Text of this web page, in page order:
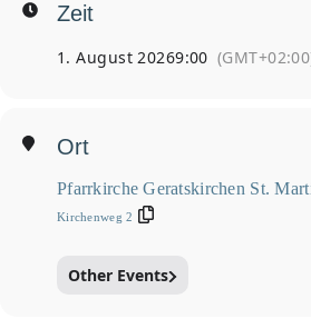
Zeit
1. August 20269:00
Ort
Pfarrkirche Geratskirchen St.
Kirchenweg 2
Other Events